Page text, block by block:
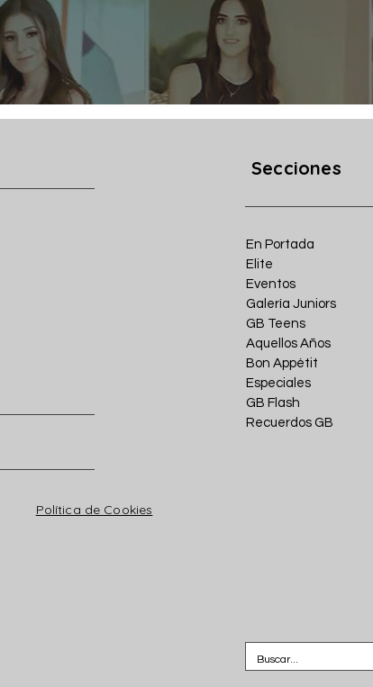
Política de Cookies
Secciones
En Portada
Elite
Eventos
Galería Juniors
GB Teens
Aquellos Años
Bon Appétit
Especiales
GB Flash
Recuerdos GB